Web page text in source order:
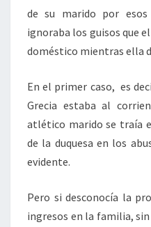
de su marido por
ignoraba los guisos que
doméstico mientras ella
En el primer caso, es
Grecia estaba al
atlético marido se traía
de la duquesa en los
evidente.
Pero si desconocía la
ingresos en la familia,